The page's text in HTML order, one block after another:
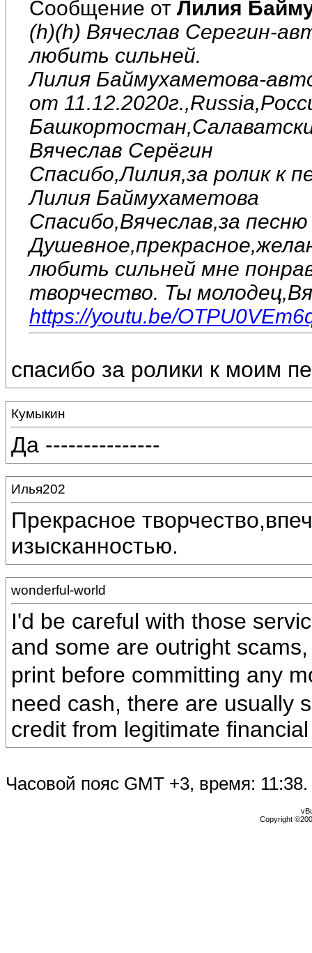
Сообщение от Лилия
(h)(h) Вячеслав Серегин-
любить сильней.
Лилия Баймухаметова-
от
Вячеслав Серёгин
Спасибо,Лилия,за ролик к
Лилия Баймухаметова
Спасибо,Вячеслав,за песню
любить сильней мне
творчество. Ты
https://youtu.be/
спасибо за ролики к моим
Кумыкин
Да ---------------
Илья202
Прекрасное
изысканностью.
wonderful-world
I'd be careful with those
and some are outright
print before committing any
need cash, there are usually
credit from legitimate
Часовой пояс GMT +3, время: 11:38.
Copyright